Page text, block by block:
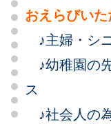
おえらびいた
♪主婦・シ
♪幼稚園の
ス
♪社会人の